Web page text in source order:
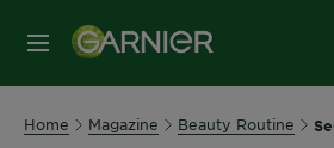
MENU
Home Magazine Beauty Routine